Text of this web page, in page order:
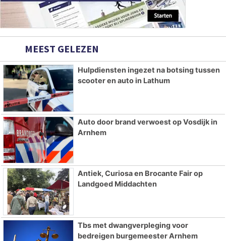
MEEST GELEZEN
Hulpdiensten ingezet na botsing tussen
scooter en auto in Lathum
Auto door brand verwoest op Vosdijk in
Arnhem
Antiek, Curiosa en Brocante Fair op
Landgoed Middachten
Tbs met dwangverpleging voor
bedreigen burgemeester Arnhem